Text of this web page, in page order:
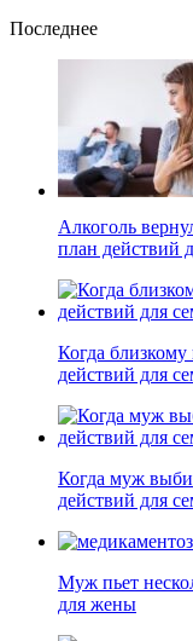
Последнее
Алкоголь
план действий
Когда
действий для
Когда муж
действий для
Муж пьет
для жены